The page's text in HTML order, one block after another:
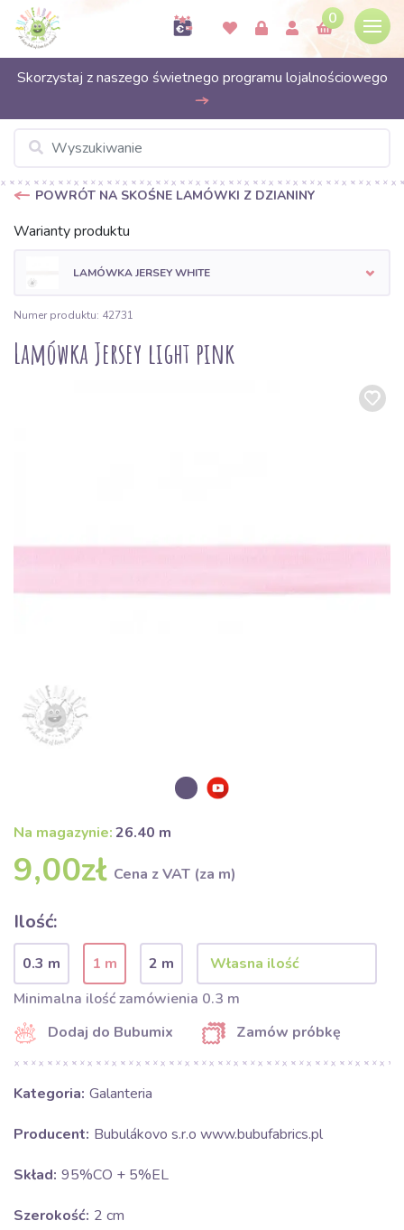
0
Skorzystaj z naszego świetnego programu lojalnościowego
POWRÓT NA SKOŚNE LAMÓWKI Z DZIANINY
Warianty produktu
LAMÓWKA JERSEY WHITE
Numer produktu: 42731
Lamówka Jersey light pink
Na magazynie:26.40 m
9,00zł Cena z VAT (za m)
Ilość:
0.3 m 1 m
2 m
Minimalna ilość zamówienia 0.3 m
Dodaj do Bubumix
Zamów próbkę
Kategoria: Galanteria
Producent: Bubulákovo s.r.o www.bubufabrics.pl
Skład: 95%CO + 5%EL
Szerokość: 2 cm